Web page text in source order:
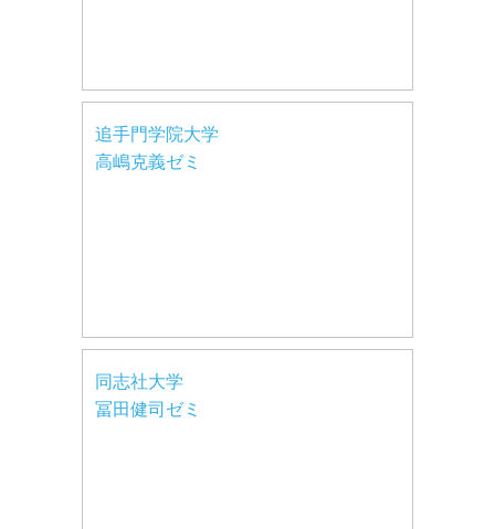
追手門学院大学
高嶋克義ゼミ
同志社大学
冨田健司ゼミ